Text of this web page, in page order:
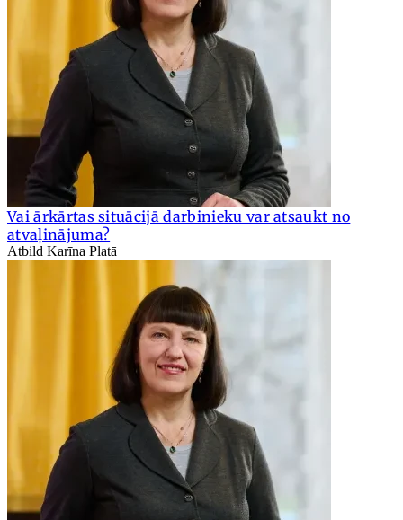
Vai ārkārtas situācijā darbinieku var atsaukt no
atvaļinājuma?
Atbild Karīna Platā